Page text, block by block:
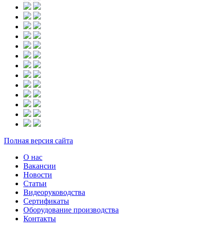
Полная версия сайта
О нас
Вакансии
Новости
Статьи
Видеоруководства
Сертификаты
Оборудование производства
Контакты